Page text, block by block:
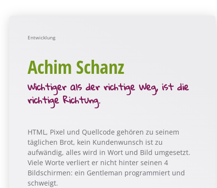
Entwicklung
Achim Schanz
Wichtiger als der richtige Weg, ist die
richtige Richtung.
HTML, Pixel und Quellcode gehören zu seinem
täglichen Brot, kein Kundenwunsch ist zu
aufwändig, alles wird in Wort und Bild umgesetzt.
Viele Worte verliert er nicht hinter seinen 4
Bildschirmen: ein Gentleman programmiert und
schweigt.